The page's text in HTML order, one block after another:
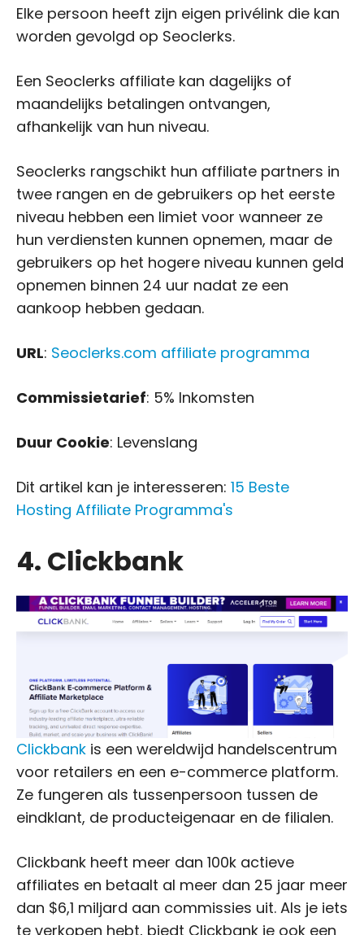
Elke persoon heeft zijn eigen privélink die kan
worden gevolgd op Seoclerks.
Een Seoclerks affiliate kan dagelijks of
maandelijks betalingen ontvangen,
afhankelijk van hun niveau.
Seoclerks rangschikt hun affiliate partners in
twee rangen en de gebruikers op het eerste
niveau hebben een limiet voor wanneer ze
hun verdiensten kunnen opnemen, maar de
gebruikers op het hogere niveau kunnen geld
opnemen binnen 24 uur nadat ze een
aankoop hebben gedaan.
URL: Seoclerks.com affiliate programma
Commissietarief: 5% Inkomsten
Duur Cookie: Levenslang
Dit artikel kan je interesseren: 15 Beste
Hosting Affiliate Programma's
4. Clickbank
Clickbank is een wereldwijd handelscentrum
voor retailers en een e-commerce platform.
Ze fungeren als tussenpersoon tussen de
eindklant, de producteigenaar en de filialen.
Clickbank heeft meer dan 100k actieve
affiliates en betaalt al meer dan 25 jaar meer
dan $6,1 miljard aan commissies uit. Als je iets
te verkopen hebt, biedt Clickbank je ook een